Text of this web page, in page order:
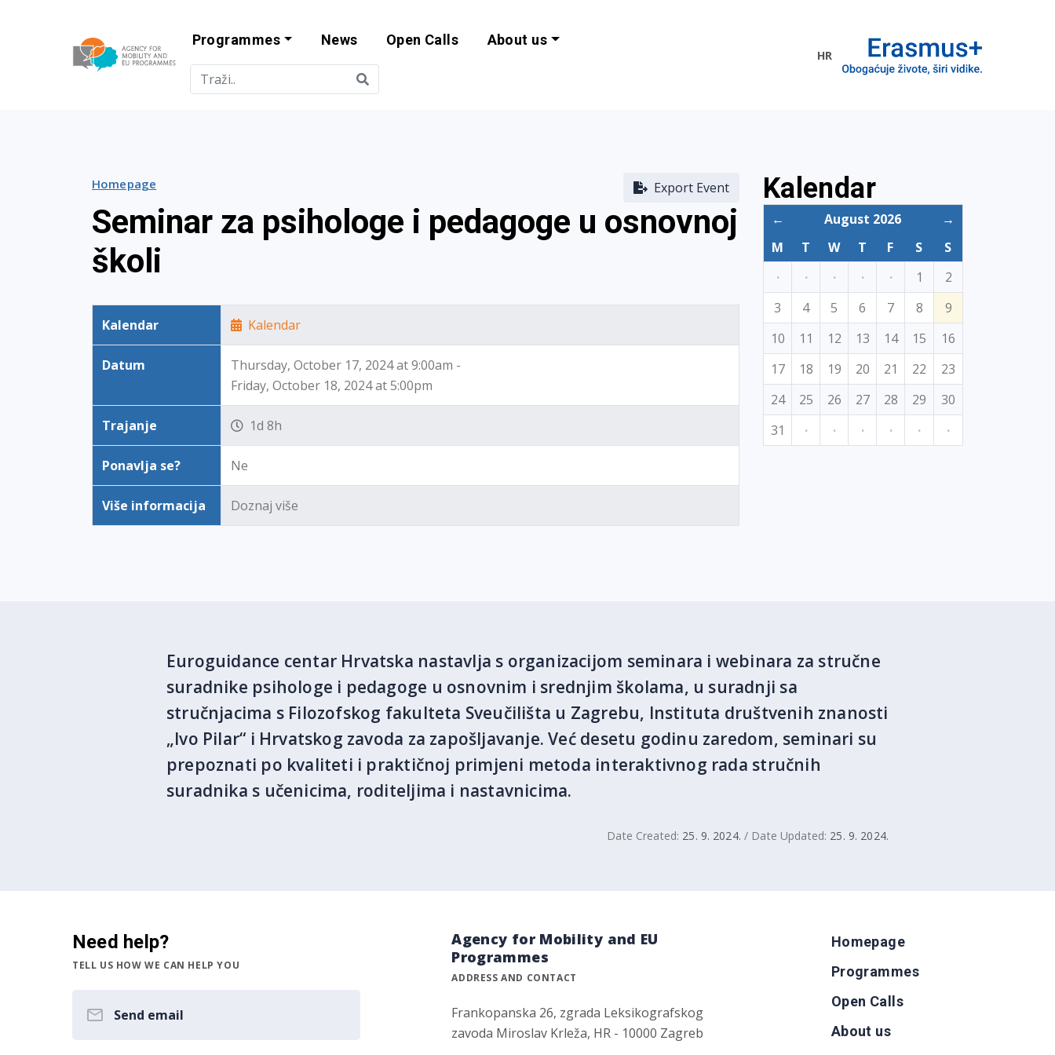
Agency for Mobility and EU Programme
Programmes News Open Calls About us
HR
Export Event
Homepage
Seminar za psihologe i pedagoge u osnovnoj
školi
Kalendar Kalendar
Datum
Thursday, October 17, 2024 at 9:00am -
Friday, October 18, 2024 at 5:00pm
Trajanje 1d 8h
Ponavlja se? Ne
Više informacija Doznaj više
Kalendar
← August 2026
→
M
T W T F S
S
·
· · · · 1
2
3
4 5 6 7 8
9
10
11 12 13 14 15
16
17
18 19 20 21 22
23
24
25 26 27 28 29
30
31
· · · · · ·
Euroguidance centar Hrvatska nastavlja s organizacijom seminara i webinara za stručne
suradnike psihologe i pedagoge u osnovnim i srednjim školama, u suradnji sa
stručnjacima s Filozofskog fakulteta Sveučilišta u Zagrebu, Instituta društvenih znanosti
„Ivo Pilar“ i Hrvatskog zavoda za zapošljavanje. Već desetu godinu zaredom, seminari su
prepoznati po kvaliteti i praktičnoj primjeni metoda interaktivnog rada stručnih
suradnika s učenicima, roditeljima i nastavnicima.
Date Created: 25. 9. 2024. / Date Updated: 25. 9. 2024.
Need help?
TELL US HOW WE CAN HELP YOU
Send email
Agency for Mobility and EU
Programmes
ADDRESS AND CONTACT
Frankopanska 26, zgrada Leksikografskog
zavoda Miroslav Krleža, HR - 10000 Zagreb
Homepage
Programmes
Open Calls
About us